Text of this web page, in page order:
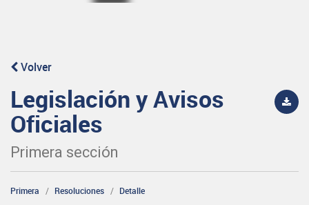
Volver
Legislación y Avisos
Oficiales
Primera sección
Primera Resoluciones Detalle